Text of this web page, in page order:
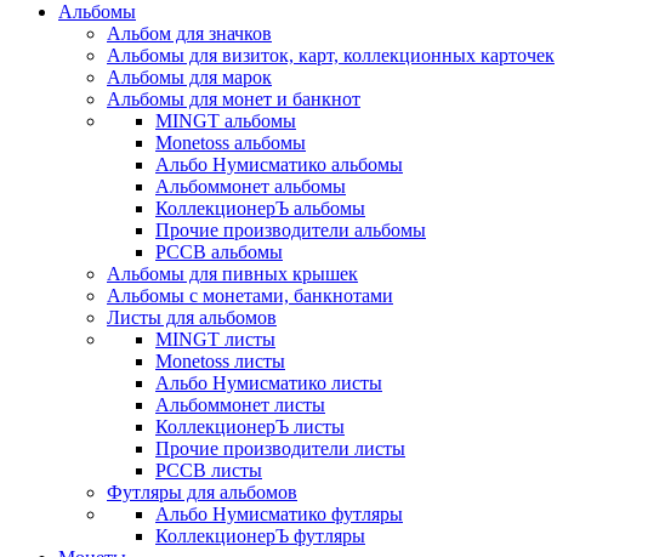
Альбомы
Альбом для значков
Альбомы для визиток, карт, коллекционных карточек
Альбомы для марок
Альбомы для монет и банкнот
MINGT альбомы
Monetoss альбомы
Альбо Нумисматико альбомы
Альбоммонет альбомы
КоллекционерЪ альбомы
Прочие производители альбомы
РССВ альбомы
Альбомы для пивных крышек
Альбомы с монетами, банкнотами
Листы для альбомов
MINGT листы
Monetoss листы
Альбо Нумисматико листы
Альбоммонет листы
КоллекционерЪ листы
Прочие производители листы
РССВ листы
Футляры для альбомов
Альбо Нумисматико футляры
КоллекционерЪ футляры